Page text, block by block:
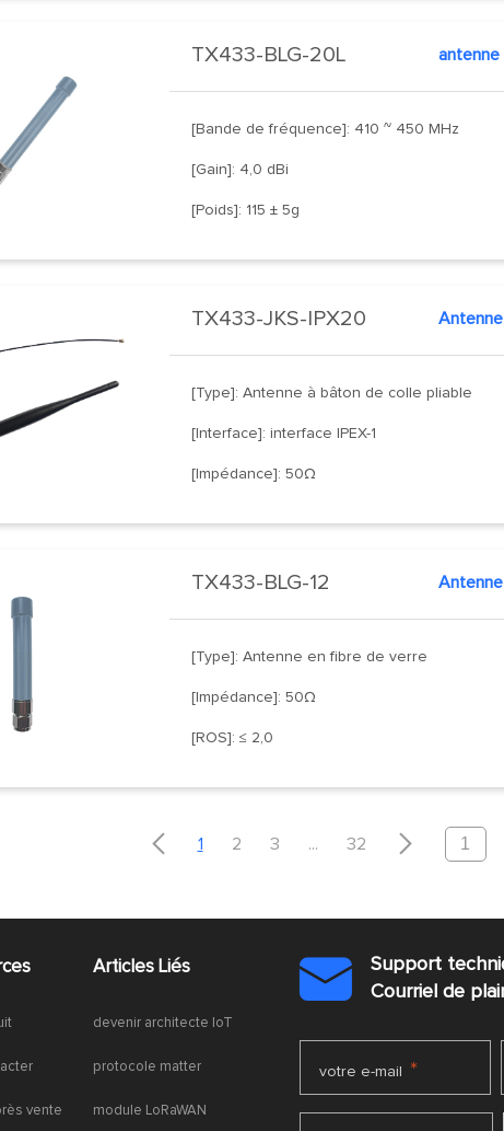
TX433-BLG-20L
[Bande de fréquence]: 410 ~ 450 MHz
[Gain]: 4,0 dBi
[Poids]: 115 ± 5g
TX433-JKS-IPX20
[Type]: Antenne à bâton de colle pliable
[Interface]: interface IPEX-1
[Impédance]: 50Ω
TX433-BLG-12 Antenne
[Type]: Antenne en fibre de verre
[Impédance]: 50Ω
[ROS]: ≤ 2,0
 1 2 3 ... 32 
vente
Articles Liés
devenir architecte IoT
protocole matter
module LoRaWAN

Support
Courriel de
votre e-mail *